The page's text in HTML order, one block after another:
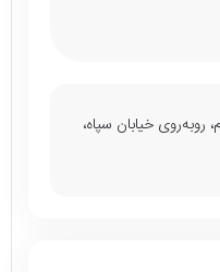
روبه‌روی خیابان سپاه،